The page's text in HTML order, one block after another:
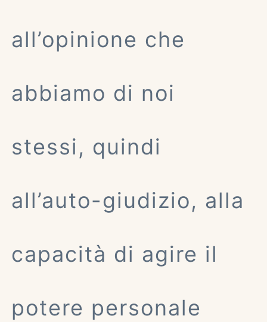
all’opinione che
abbiamo di noi
stessi, quindi
all’auto-giudizio, alla
capacità di agire il
potere personale